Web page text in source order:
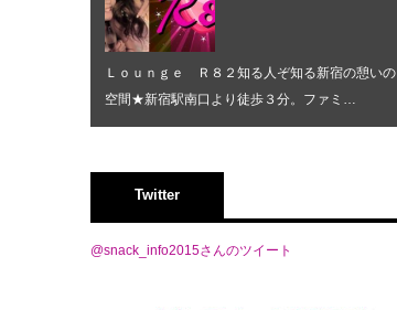
Ｌｏｕｎｇｅ Ｒ８２知る人ぞ知る新宿の憩いの
空間★新宿駅南口より徒歩３分。ファミ…
Twitter
@snack_info2015さんのツイート